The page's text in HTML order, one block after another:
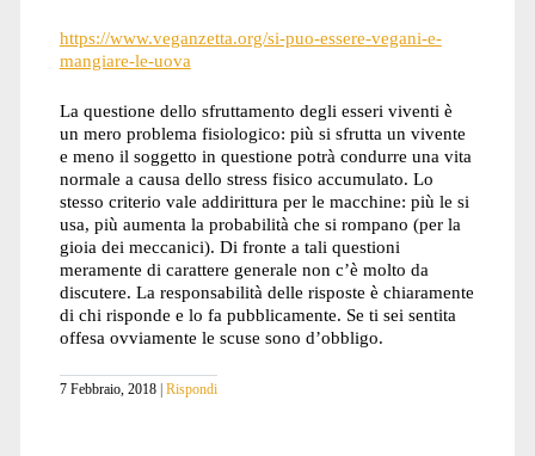
https://www.veganzetta.org/si-puo-essere-vegani-e-
mangiare-le-uova
La questione dello sfruttamento degli esseri viventi è
un mero problema fisiologico: più si sfrutta un vivente
e meno il soggetto in questione potrà condurre una vita
normale a causa dello stress fisico accumulato. Lo
stesso criterio vale addirittura per le macchine: più le si
usa, più aumenta la probabilità che si rompano (per la
gioia dei meccanici). Di fronte a tali questioni
meramente di carattere generale non c’è molto da
discutere. La responsabilità delle risposte è chiaramente
di chi risponde e lo fa pubblicamente. Se ti sei sentita
offesa ovviamente le scuse sono d’obbligo.
7 Febbraio, 2018 Rispondi